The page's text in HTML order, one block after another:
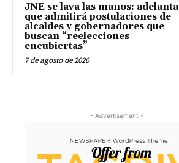
JNE se lava las manos: adelanta
que admitirá postulaciones de
alcaldes y gobernadores que
buscan “reelecciones
encubiertas”
7 de agosto de 2026
- Advertisement -